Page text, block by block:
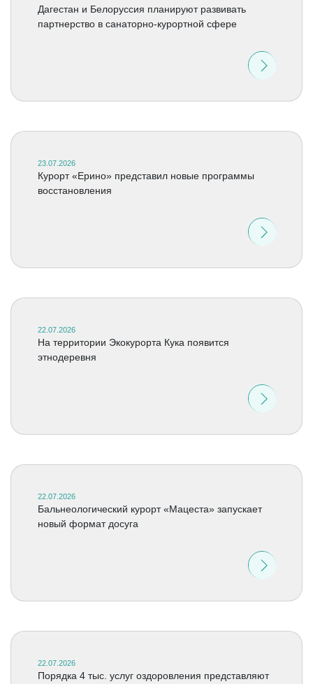
Дагестан и Белоруссия планируют развивать
партнерство в санаторно-курортной сфере
23.07.2026
Курорт «Ерино» представил новые программы
восстановления
22.07.2026
На территории Экокурорта Кука появится
этнодеревня
22.07.2026
Бальнеологический курорт «Мацеста» запускает
новый формат досуга
22.07.2026
Порядка 4 тыс. услуг оздоровления представляют